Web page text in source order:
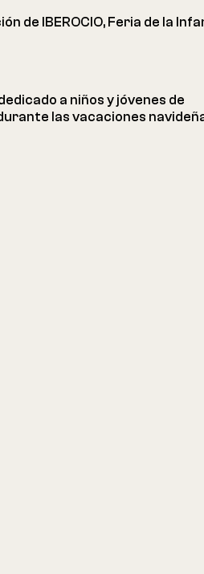
de IBEROCIO, Feria de la
a niños y jóvenes de
las vacaciones